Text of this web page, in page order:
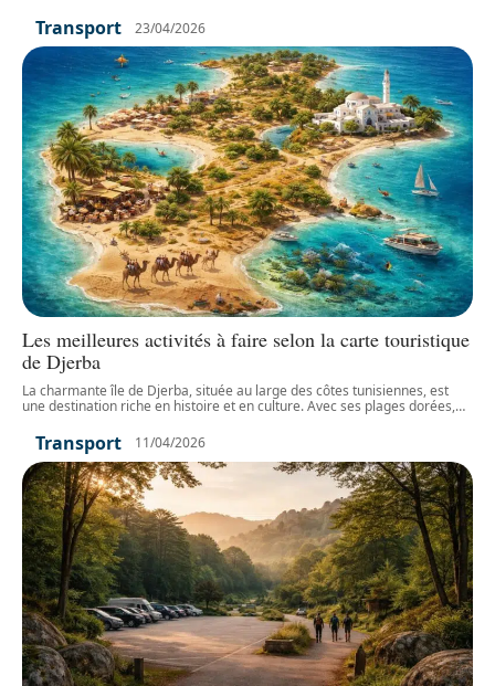
Transport 23/04/2026
Les meilleures activités à faire selon la carte touristique
de Djerba
La charmante île de Djerba, située au large des côtes tunisiennes, est
une destination riche en histoire et en culture. Avec ses plages dorées,…
Transport 11/04/2026